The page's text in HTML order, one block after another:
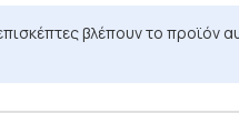
βλέπουν το προϊόν